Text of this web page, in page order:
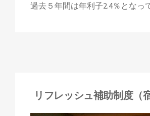
過去５年間は年利子2.4％となっ
リフレッシュ補助制度（